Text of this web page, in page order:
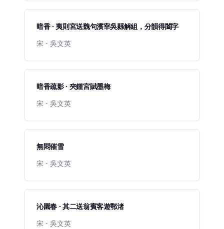
暗香 · 夷則宮送魏句濱宰吳縣解組，分韻得闔字
宋 - 吳文英
暗香疏影 · 夾鍾宮賦墨梅
宋 - 吳文英
無悶催雪
宋 - 吳文英
沁園春 · 其二送翁賓客遊鄂渚
宋 - 吳文英